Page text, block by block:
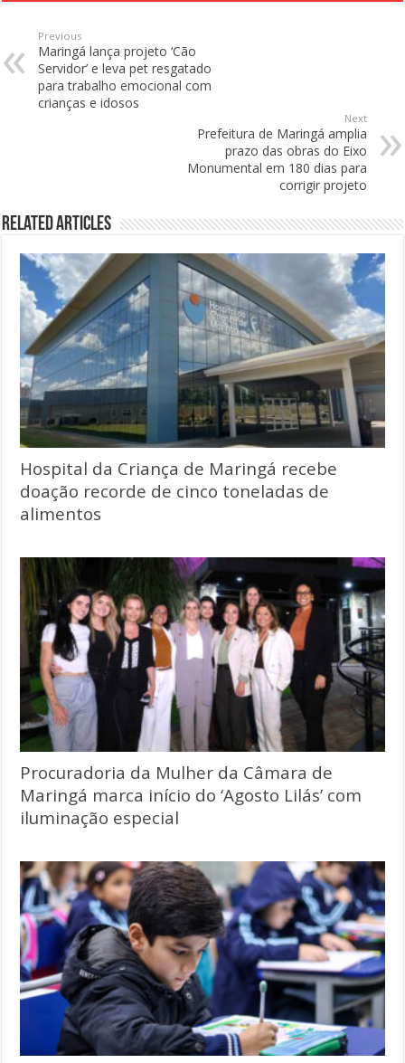
Previous
Maringá lança projeto ‘Cão
Servidor’ e leva pet resgatado
para trabalho emocional com
crianças e idosos
Next
Prefeitura de Maringá amplia
prazo das obras do Eixo
Monumental em 180 dias para
corrigir projeto
Related Articles
Hospital da Criança de Maringá recebe
doação recorde de cinco toneladas de
alimentos
Procuradoria da Mulher da Câmara de
Maringá marca início do ‘Agosto Lilás’ com
iluminação especial